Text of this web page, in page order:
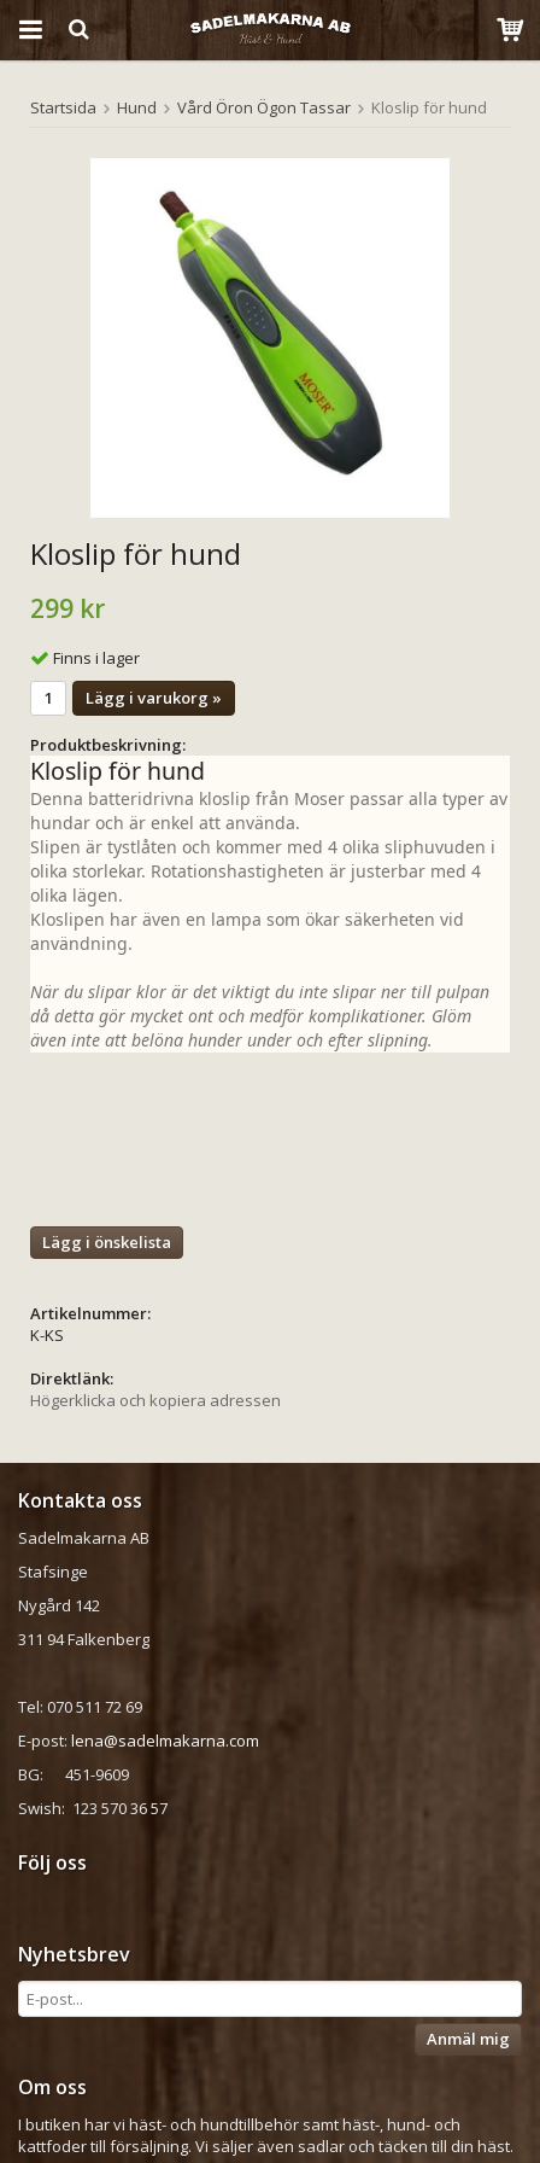
Produkten har blivit tillagd i varukorgen
Startsida Hund Vård Öron Ögon Tassar Kloslip för hund
Kloslip för hund
299 kr
Finns i lager
Lägg i varukorg »
Produktbeskrivning:
Kloslip för hund
Denna batteridrivna kloslip från Moser passar alla typer av
hundar och är enkel att använda.
Slipen är tystlåten och kommer med 4 olika sliphuvuden i
olika storlekar. Rotationshastigheten är justerbar med 4
olika lägen.
Kloslipen har även en lampa som ökar säkerheten vid
användning.
När du slipar klor är det viktigt du inte slipar ner till pulpan
då detta gör mycket ont och medför komplikationer. Glöm
även inte att belöna hunder under och efter slipning.
Lägg i önskelista
Artikelnummer:
K-KS
Direktlänk:
Högerklicka och kopiera adressen
Kontakta oss
Sadelmakarna AB
Stafsinge
Nygård 142
311 94 Falkenberg
Tel: 070 511 72 69
E-post: lena@sadelmakarna.com
BG: 451-9609
Swish: 123 570 36 57
Följ oss
Nyhetsbrev
Anmäl mig
Om oss
I butiken har vi häst- och hundtillbehör samt häst-, hund- och
kattfoder till försäljning. Vi säljer även sadlar och täcken till din häst.